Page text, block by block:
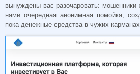
вынуждены вас разочаровать: мошенники
нами очередная анонимная помойка,
пока денежные средства в чужих карманах.